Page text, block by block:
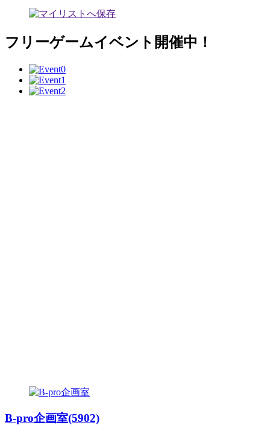
フリーゲームイベント開催中！
B-pro企画室(5902)